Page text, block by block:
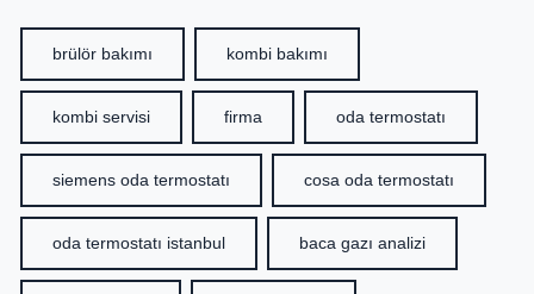
brülör bakımı kombi bakımı
kombi servisi firma oda termostatı
siemens oda termostatı cosa oda termostatı
oda termostatı istanbul baca gazı analizi